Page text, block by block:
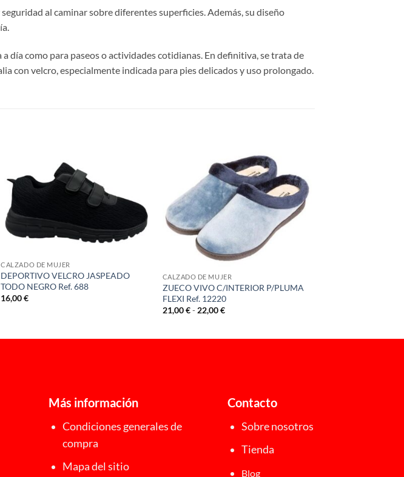
al caminar sobre diferentes superficies. Además, su diseño
día como para paseos o actividades cotidianas. En definitiva, se trata de
con velcro, especialmente indicada para pies delicados y uso prolongado.
CALZADO DE MUJER
DEPORTIVO VELCRO JASPEADO
TODO NEGRO Ref. 688
16,00€
CALZADO DE MUJER
ZUECO VIVO C/INTERIOR P/PLUMA
FLEXI Ref. 12220
21,00€ - 22,00€Rango
Más información
Condiciones generales de
compra
Mapa del sitio
Contacto
Sobre nosotros
Tienda
Blog